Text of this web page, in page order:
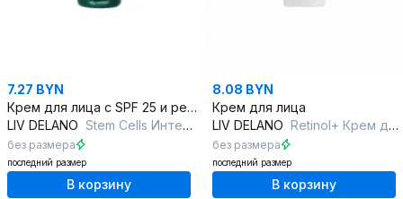
7.27 BYN
Крем для лица с SPF 25 и регенерирующими средствами
LIV DELANO Stem Cells Интенсивное омоложение Крем-эксперт для лица дневной
без размера
последний размер
В корзину
8.08 BYN
Крем для лица
LIV DELANO Retinol+ Крем для лица с ретинолом
без размера
последний размер
В корзину